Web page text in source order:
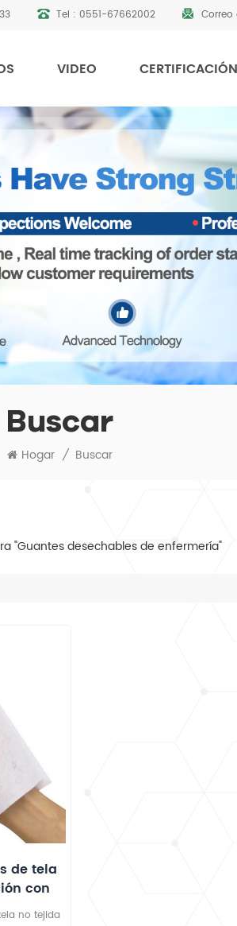
Tel : 0551-67662002
VIDEO CERTIFICACIÓN
Buscar
Hogar / Buscar
"Guantes desechables de enfermería"
de tela
con
del
no tejida